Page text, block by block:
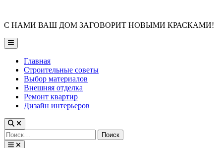
content
С НАМИ ВАШ ДОМ ЗАГОВОРИТ НОВЫМИ КРАСКАМИ!
Main
Menu
Главная
Строительные советы
Выбор материалов
Внешняя отделка
Ремонт квартир
Дизайн интерьеров
Найти: